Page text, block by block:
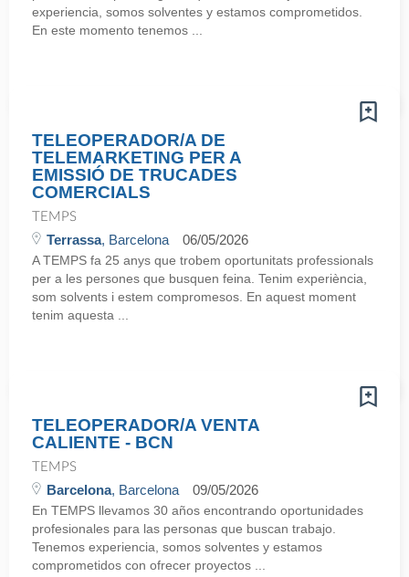
experiencia, somos solventes y estamos comprometidos.
En este momento tenemos ...
TELEOPERADOR/A DE
TELEMARKETING PER A
EMISSIÓ DE TRUCADES
COMERCIALS
TEMPS
Terrassa, Barcelona 06/05/2026
A TEMPS fa 25 anys que trobem oportunitats professionals
per a les persones que busquen feina. Tenim experiència,
som solvents i estem compromesos. En aquest moment
tenim aquesta ...
TELEOPERADOR/A VENTA
CALIENTE - BCN
TEMPS
Barcelona, Barcelona 09/05/2026
En TEMPS llevamos 30 años encontrando oportunidades
profesionales para las personas que buscan trabajo.
Tenemos experiencia, somos solventes y estamos
comprometidos con ofrecer proyectos ...